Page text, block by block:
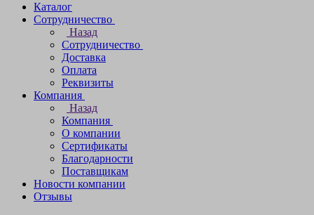
Каталог
Сотрудничество
Назад
Сотрудничество
Доставка
Оплата
Реквизиты
Компания
Назад
Компания
О компании
Сертификаты
Благодарности
Поставщикам
Новости компании
Отзывы